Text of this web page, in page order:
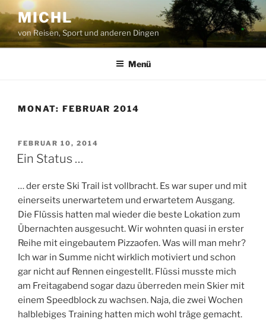
Inhalt
springen
MICHL
von Reisen, Sport und anderen Dingen
Menü
MONAT: FEBRUAR 2014
VERÖFFENTLICHT
AM
FEBRUAR 10, 2014
Ein Status …
… der erste Ski Trail ist vollbracht. Es war super und mit
einerseits unerwartetem und erwartetem Ausgang.
Die Flüssis hatten mal wieder die beste Lokation zum
Übernachten ausgesucht. Wir wohnten quasi in erster
Reihe mit eingebautem Pizzaofen. Was will man mehr?
Ich war in Summe nicht wirklich motiviert und schon
gar nicht auf Rennen eingestellt. Flüssi musste mich
am Freitagabend sogar dazu überreden mein Skier mit
einem Speedblock zu wachsen. Naja, die zwei Wochen
halblebiges Training hatten mich wohl träge gemacht.